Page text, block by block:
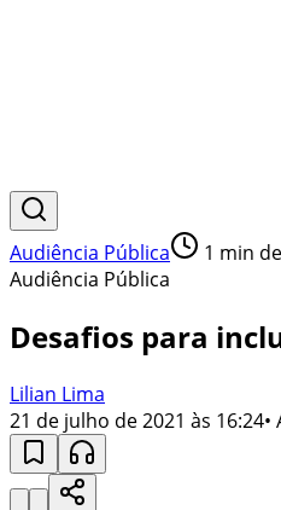
Audiência Pública 1 min
Audiência Pública
Desafios para
Lilian Lima
21 de julho de 2021 às 16:24•